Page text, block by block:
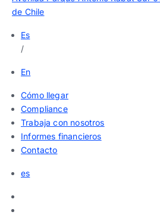
de Chile
Es
/
En
Cómo llegar
Compliance
Trabaja con nosotros
Informes financieros
Contacto
es